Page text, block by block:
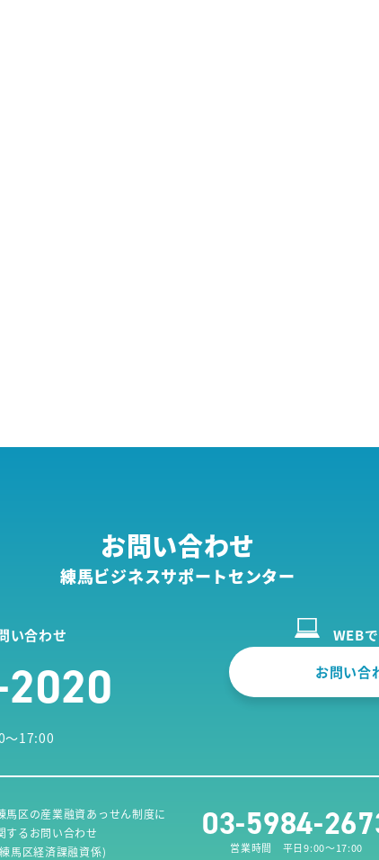
お問い合わせ
練馬ビジネスサポートセンター
WEB
お問い合
い合わせ
17:00
馬区の産業融資あっせん制度に
するお問い合わせ
馬区経済課融資係)
03-5984-
営業時間 平日9:00～17:00